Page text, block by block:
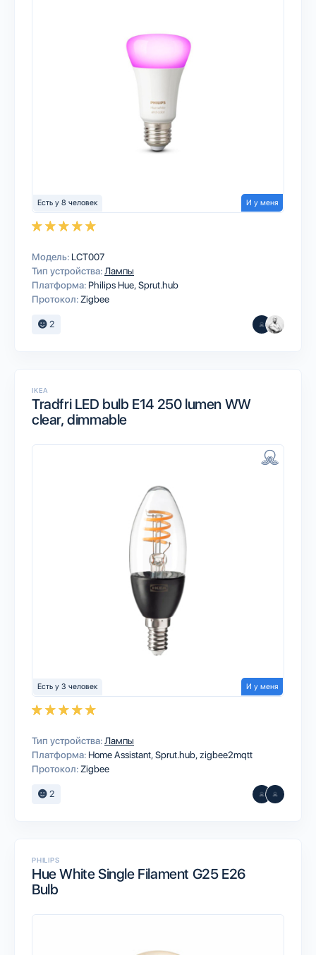
Есть у 8 человек И у меня
Модель: LCT007
Тип устройства: Лампы
Платформа: Philips HueSprut.hub
Протокол: Zigbee
2
IKEA
Tradfri LED bulb E14 250 lumen WW
clear, dimmable
Есть у 3 человек И у меня
Тип устройства: Лампы
Платформа: Home AssistantSprut.hubzigbee2mqtt
Протокол: Zigbee
2
PHILIPS
Hue White Single Filament G25 E26
Bulb